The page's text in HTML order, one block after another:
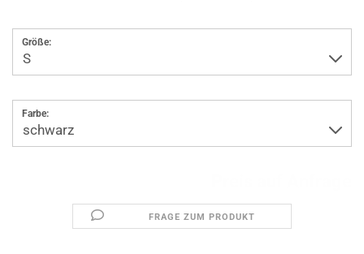
Größe:
Farbe:
FRAGE ZUM PRODUKT